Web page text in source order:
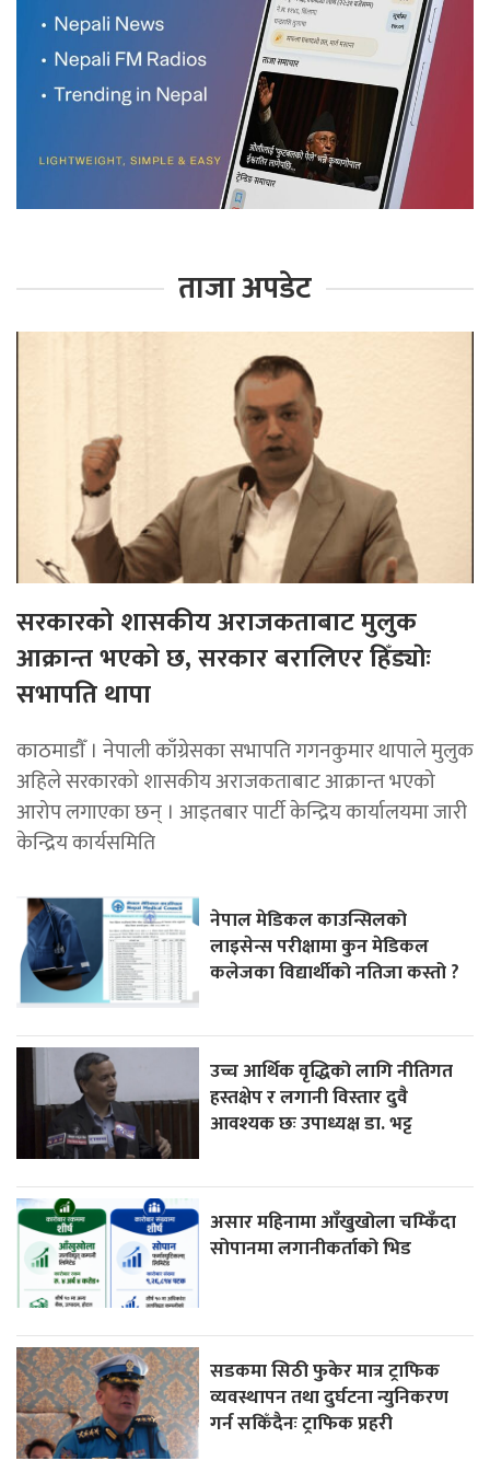
ताजा अपडेट
सरकारको शासकीय अराजकताबाट मुलुक
आक्रान्त भएको छ, सरकार बरालिएर हिँड्याेः
सभापति थापा
काठमाडाैँ । नेपाली काँग्रेसका सभापति गगनकुमार थापाले मुलुक
अहिले सरकारको शासकीय अराजकताबाट आक्रान्त भएको
आरोप लगाएका छन् । आइतबार पार्टी केन्द्रिय कार्यालयमा जारी
केन्द्रिय कार्यसमिति
नेपाल मेडिकल काउन्सिलको
लाइसेन्स परीक्षामा कुन मेडिकल
कलेजका विद्यार्थीको नतिजा कस्तो ?
उच्च आर्थिक वृद्धिको लागि नीतिगत
हस्तक्षेप र लगानी विस्तार दुवै
आवश्यक छः उपाध्यक्ष डा. भट्ट
असार महिनामा आँखुखोला चम्किँदा
सोपानमा लगानीकर्ताको भिड
सडकमा सिठी फुकेर मात्र ट्राफिक
व्यवस्थापन तथा दुर्घटना न्युनिकरण
गर्न सकिँदैनः ट्राफिक प्रहरी